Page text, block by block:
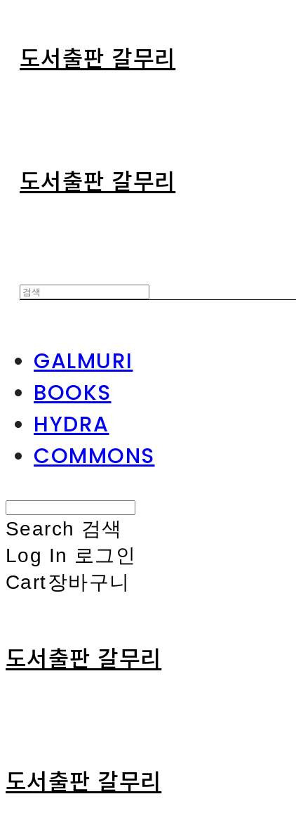
도서출판 갈무리
도서출판 갈무리
GALMURI
BOOKS
HYDRA
COMMONS
Search 검색
Log In 로그인
Cart장바구니
도서출판 갈무리
도서출판 갈무리